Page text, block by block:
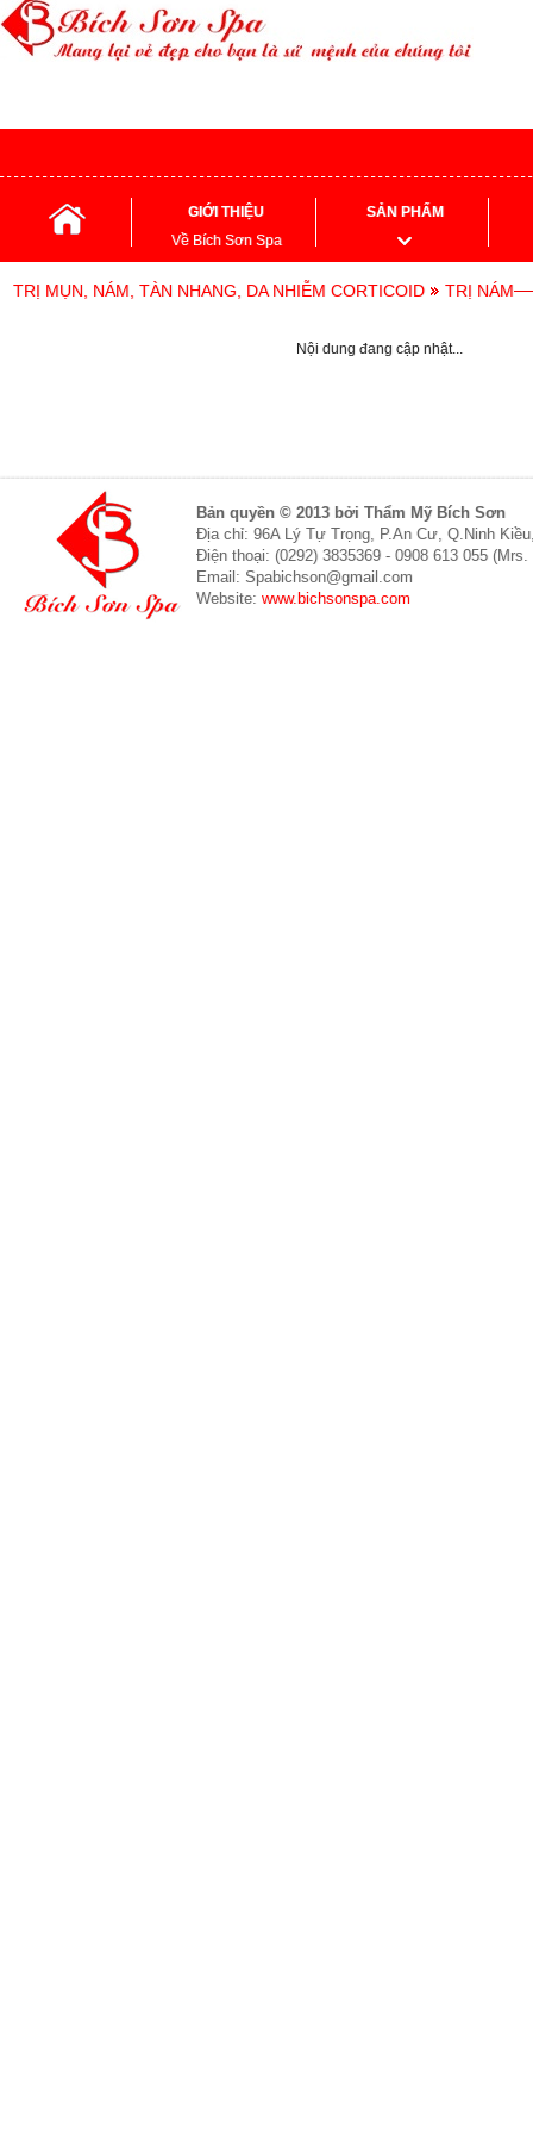
GIỚI THIỆU
Về Bích Sơn Spa
SẢN PHẨM
TRỊ MỤN, NÁM, TÀN NHANG, DA NHIỄM CORTICOID TRỊ NÁM
Nội dung đang cập nhật...
Bản quyền © 2013 bởi Thẩm Mỹ Bích Sơn
Địa chỉ: 96A Lý Tự Trọng, P.An Cư, Q.Ninh
Điện thoại: (0292) 3835369 - 0908 613 055 (Mrs.
Email: Spabichson@gmail.com
Website: www.bichsonspa.com